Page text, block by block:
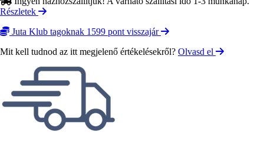
Részletek
Juta Klub tagoknak 1599 pont visszajár
Mit kell tudnod az itt megjelenő értékelésekről? Olvasd el